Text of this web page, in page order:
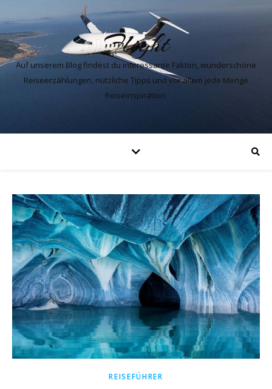
Flight
Auf unserem Blog findest du interessante Fakten, wunderschöne
Reiseerzählungen, nützliche Tipps und vor allem jede Menge
Reiseinspiration.
REISEFÜHRER